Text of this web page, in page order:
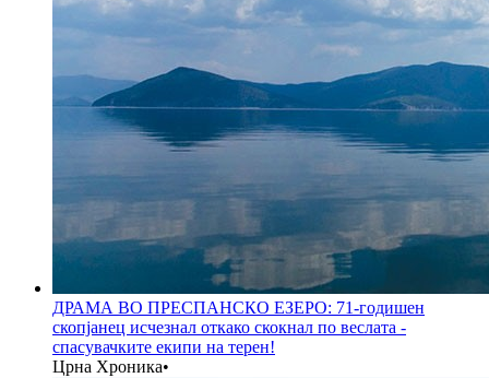
ДРАМА ВО ПРЕСПАНСКО ЕЗЕРО: 71-годишен
скопјанец исчезнал откако скокнал по веслата -
спасувачките екипи на терен!
Црна Хроника•